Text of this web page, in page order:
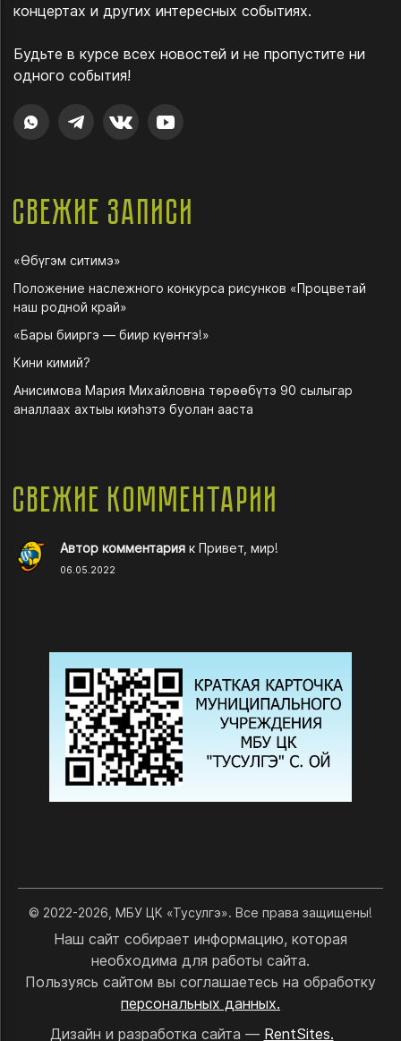
концертах и других интересных событиях.
Будьте в курсе всех новостей и не пропустите ни
одного события!
Свежие записи
«Өбүгэм ситимэ»
Положение наслежного конкурса рисунков «Процветай
наш родной край»
«Бары бииргэ — биир күөҥҥэ!»
Кини кимий?
Анисимова Мария Михайловна төрөөбүтэ 90 сылыгар
аналлаах ахтыы киэһэтэ буолан ааста
Свежие комментарии
Автор комментария к Привет, мир!
06.05.2022
© 2022-2026, МБУ ЦК «Тусулгэ». Все права защищены!
Наш сайт собирает информацию, которая
необходима для работы сайта.
Пользуясь сайтом вы соглашаетесь на обработку
персональных данных.
Дизайн и разработка сайта — RentSites.